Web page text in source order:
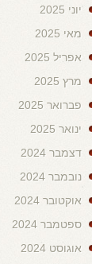
יוני 2025
מאי 2025
אפריל 2025
מרץ 2025
פברואר 2025
ינואר 2025
דצמבר 2024
נובמבר 2024
אוקטובר 2024
ספטמבר 2024
אוגוסט 2024